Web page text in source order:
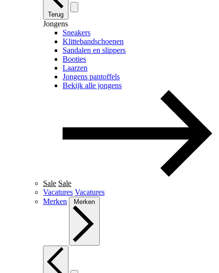
Terug
Jongens
Sneakers
Klittebandschoenen
Sandalen en slippers
Booties
Laarzen
Jongens pantoffels
Bekijk alle jongens
Sale Sale
Vacatures Vacatures
Merken
Merken